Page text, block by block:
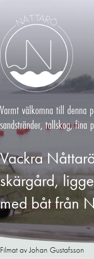
Varmt välkomna till denna
sandstränder, tallskog, fina
Vackra
skärgård,
med båt från
Filmat av Johan Gustafsson